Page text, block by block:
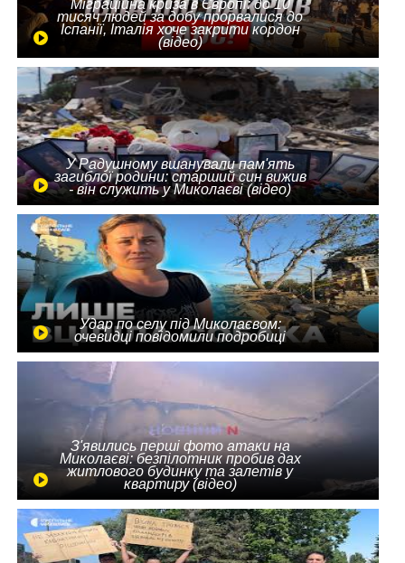
Міграційна криза в Європі: до 10
тисяч людей за добу прорвалися до
Іспанії, Італія хоче закрити кордон
(відео)
У Радушному вшанували пам'ять
загиблої родини: старший син вижив
- він служить у Миколаєві (відео)
Удар по селу під Миколаєвом:
очевидці повідомили подробиці
З'явились перші фото атаки на
Миколаєві: безпілотник пробив дах
житлового будинку та залетів у
квартиру (відео)